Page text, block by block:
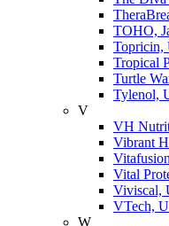
TOHO,
Topricin,
Tropical
Turtle
Tylenol,
V
VH
Vibrant
Vital
Viviscal,
VTech,
W